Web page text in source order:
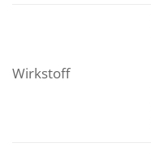
Wirkstoff